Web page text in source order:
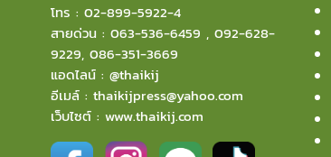
โทร :02-899-5922-4
สายด่วน :063-536-6459 ,092-628-
9229,086-351-3669
แอดไลน์ :@thaikij
อีเมล์ :thaikijpress@yahoo.com
เว็บไซต์ :www.thaikij.com